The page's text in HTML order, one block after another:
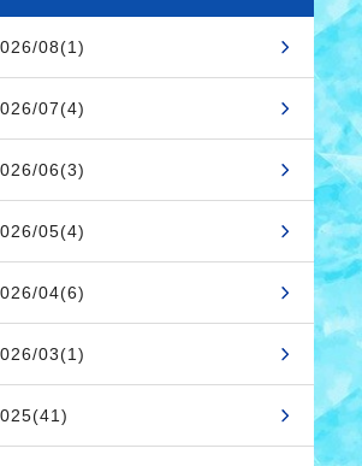
08(1)
07(4)
06(3)
05(4)
04(6)
03(1)